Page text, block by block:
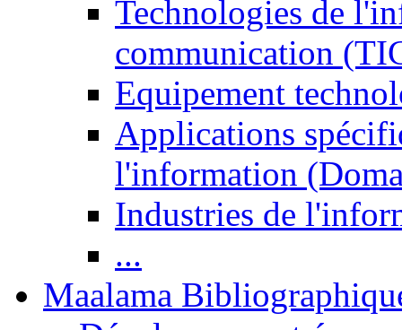
Technologies de
communication
Equipement
Applications
l'information
Industries de
...
Maalama